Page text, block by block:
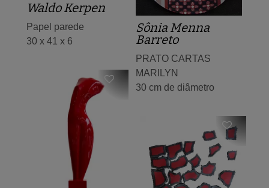
Sônia Menna
Barreto
PRATO CARTAS
MARILYN
30 cm de diâmetro
Waldo Kerpen
Papel parede
30 x 41 x 6